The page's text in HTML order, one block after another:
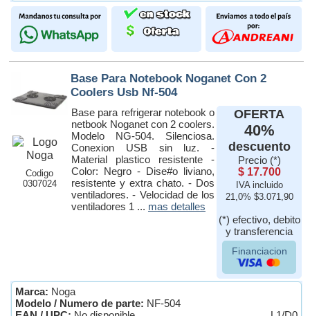
Codigo
0307024
Base Para Notebook Noganet Con 2
Coolers Usb Nf-504
Base para refrigerar notebook o
netbook Noganet con 2 coolers.
Modelo NG-504. Silenciosa.
Conexion USB sin luz. -
Material plastico resistente -
Color: Negro - Dise#o liviano,
resistente y extra chato. - Dos
ventiladores. - Velocidad de los
ventiladores 1 ... mas detalles
OFERTA
40%
descuento
Precio (*)
$ 17.700
IVA incluido
21,0% $3.071,90
(*) efectivo, debito
y transferencia
Financiacion
Marca: Noga
Modelo / Numero de parte: NF-504